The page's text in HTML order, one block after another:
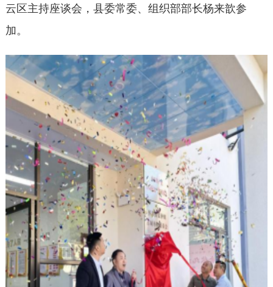
云区主持座谈会，县委常委、组织部部长杨来歆参
加。